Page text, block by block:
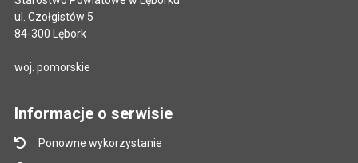
ul. Czołgistów 5
84-300 Lębork
woj. pomorskie
Informacje o serwisie
Ponowne wykorzystanie